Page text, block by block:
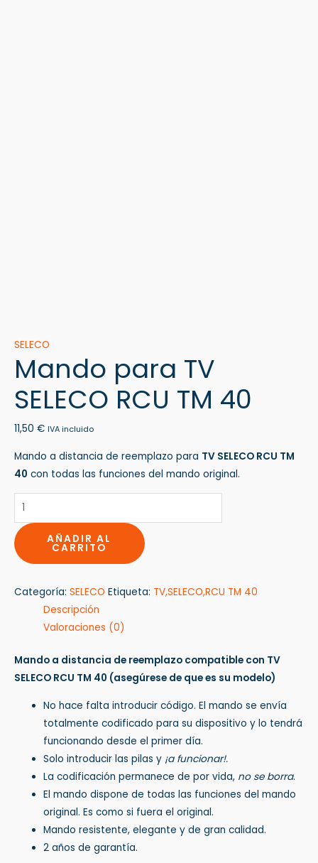
SELECO
Mando para TV
SELECO RCU TM 40
11,50 € IVA incluido
Mando a distancia de reemplazo para TV SELECO RCU TM
40 con todas las funciones del mando original.
AÑADIR AL
CARRITO
Categoría: SELECO Etiqueta: TV,SELECO,RCU TM 40
Descripción
Valoraciones (0)
Mando a distancia de reemplazo compatible con TV
SELECO RCU TM 40 (asegúrese de que es su modelo)
No hace falta introducir código. El mando se envía
totalmente codificado para su dispositivo y lo tendrá
funcionando desde el primer día.
Solo introducir las pilas y ¡a funcionar!.
La codificación permanece de por vida, no se borra.
El mando dispone de todas las funciones del mando
original. Es como si fuera el original.
Mando resistente, elegante y de gran calidad.
2 años de garantía.